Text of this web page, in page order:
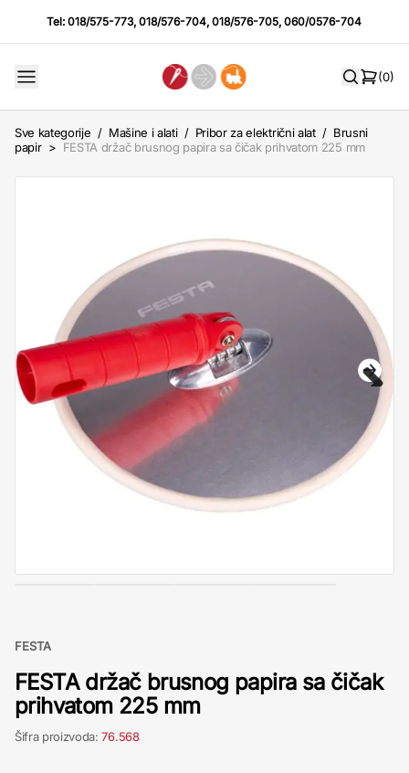
Tel:018/575-773,018/576-704,018/576-705,060/0576-704
(0)
Sve kategorije / Mašine i alati / Pribor za električni alat / Brusni
papir > FESTA držač brusnog papira sa čičak prihvatom 225 mm
FESTA
FESTA držač brusnog papira sa čičak
prihvatom 225 mm
Šifra proizvoda:76.568